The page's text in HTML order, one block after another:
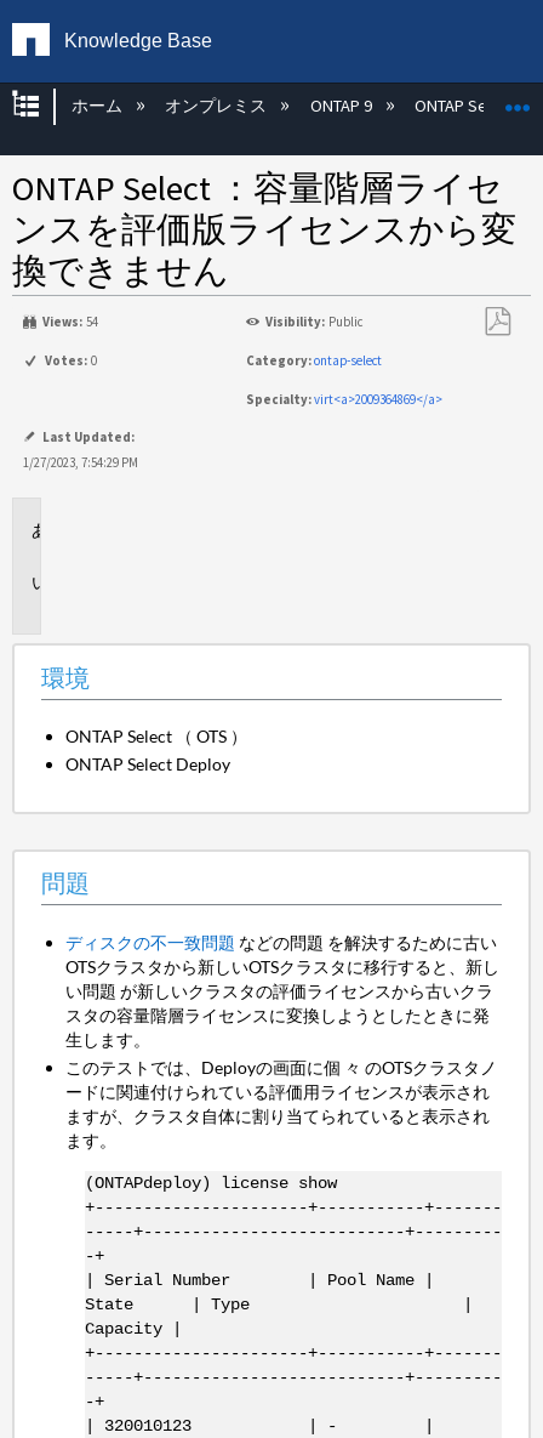
Knowledge Base
グローバル階層を展開/折りたたむ
ホーム オンプレミス ONTAP 9 ONTAP Select
ONTAP Select ：容量階層ライセ
ンスを評価版ライセンスから変
換できません
Views: 54 Visibility: Public
Votes: 0 Category:ontap-select
Specialty:virt<a>2009364869</a>
Last Updated:
1/27/2023, 7:54:29 PM
環境
ONTAP Select （ OTS ）
ONTAP Select Deploy
問題
ディスクの不一致問題 などの問題 を解決するために古い
OTSクラスタから新しいOTSクラスタに移行すると、新し
い問題 が新しいクラスタの評価ライセンスから古いクラ
スタの容量階層ライセンスに変換しようとしたときに発
生します。
このテストでは、Deployの画面に個 々 のOTSクラスタノ
ードに関連付けられている評価用ライセンスが表示され
ますが、クラスタ自体に割り当てられていると表示され
ます。
(ONTAPdeploy) license show
+----------------------+-----------+-------
-----+---------------------------+---------
-+
| Serial Number | Pool Name |
State | Type |
Capacity |
+----------------------+-----------+-------
-----+---------------------------+---------
-+
| 320010123 | - |